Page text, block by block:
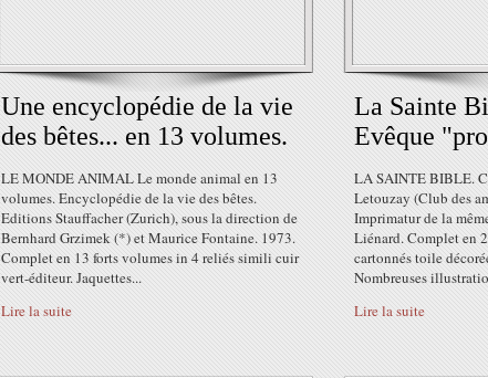
Une encyclopédie de la vie
des bêtes... en 13 volumes.
LE MONDE ANIMAL Le monde animal en 13
volumes. Encyclopédie de la vie des bêtes.
Editions Stauffacher (Zurich), sous la direction de
Bernhard Grzimek (*) et Maurice Fontaine. 1973.
Complet en 13 forts volumes in 4 reliés simili cuir
vert-éditeur. Jaquettes...
Lire la suite
La Sainte
Evêque
LA SAINTE BIBLE.
Letouzay (Club des
Imprimatur de la
Liénard. Complet en
cartonnés toile
Nombreuses
Lire la suite